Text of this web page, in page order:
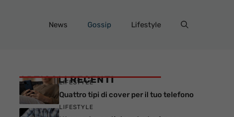
News Gossip Lifestyle
ARTICOLI RECENTI
LIFESTYLE
Quattro tipi di cover per il tuo telefono
LIFESTYLE